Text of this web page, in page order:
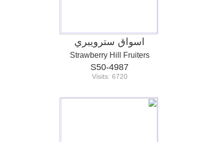
اسواق سترويبري
Strawberry Hill Fruiters
S50-4987
Visits: 6720